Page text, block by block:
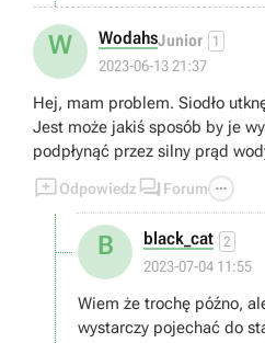
W WodahsJunior 1
2023-06-13 21:37
Hej, mam problem. Siodło
Jest może jakiś sposób by je
podpłynąć przez silny prąd
Odpowiedz  Forum 
B black_cat 2
2023-07-04 11:55
Wiem że trochę późno,
wystarczy pojechać do